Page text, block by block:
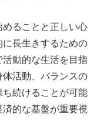
ることと正しい心
長生きするための
動的な生活を目指
活動、バランスの
続けることが可能
的な基盤が重要視